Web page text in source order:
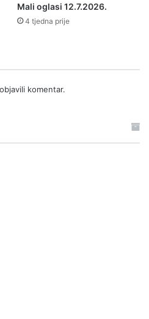
Mali oglasi 12.7.2026.
4 tjedna prije
komentar.